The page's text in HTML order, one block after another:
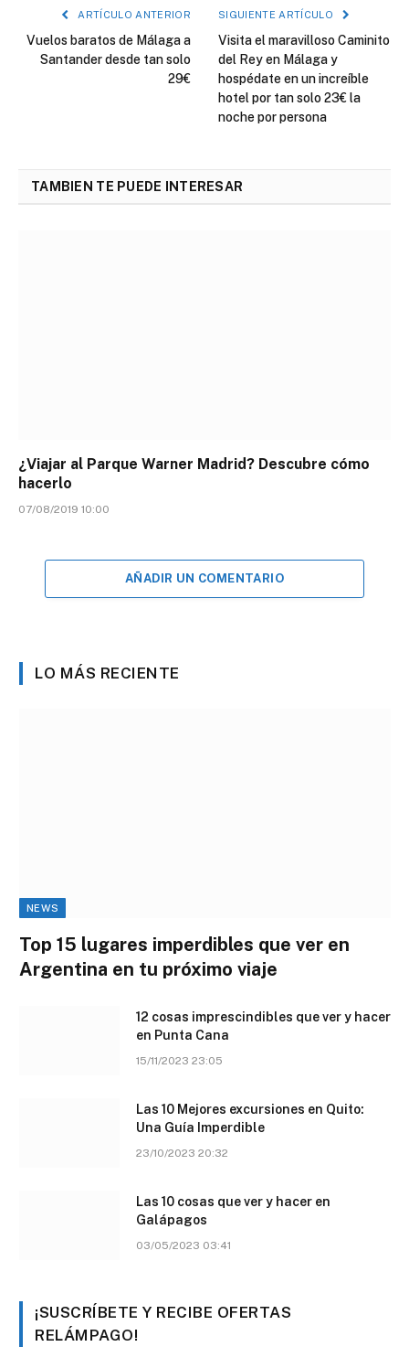
ARTÍCULO ANTERIOR
Vuelos baratos de Málaga a
Santander desde tan solo
29€
SIGUIENTE ARTÍCULO
Visita el maravilloso Caminito
del Rey en Málaga y
hospédate en un increíble
hotel por tan solo 23€ la
noche por persona
TAMBIEN TE PUEDE INTERESAR
¿Viajar al Parque Warner Madrid? Descubre cómo
hacerlo
07/08/2019 10:00
AÑADIR UN COMENTARIO
LO MÁS RECIENTE
NEWS
Top 15 lugares imperdibles que ver en
Argentina en tu próximo viaje
12 cosas imprescindibles que ver y hacer
en Punta Cana
15/11/2023 23:05
Las 10 Mejores excursiones en Quito:
Una Guía Imperdible
23/10/2023 20:32
Las 10 cosas que ver y hacer en
Galápagos
03/05/2023 03:41
¡SUSCRÍBETE Y RECIBE OFERTAS
RELÁMPAGO!